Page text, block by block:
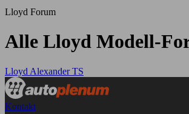
Lloyd Forum
Alle Lloyd Modell-
Lloyd Alexander TS
Kontakt